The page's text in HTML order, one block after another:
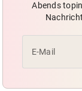
Abends
E-Mail